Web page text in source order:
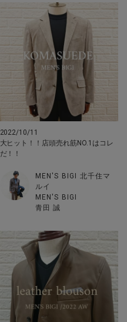
2022/10/11
大ヒット！！店頭売れ筋NO.1はコレ
だ！！
MEN'S BIGI 北千住マ
ルイ
MEN'S BIGI
青田 誠